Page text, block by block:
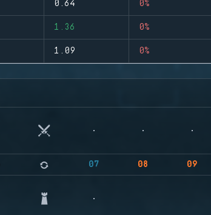
0.64 0%
1.36 0%
1.09 0%
07 08 09